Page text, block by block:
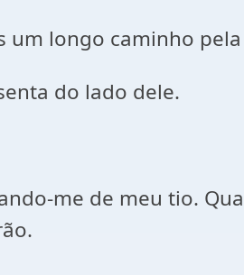
um longo caminho
do lado dele.
me de meu tio.